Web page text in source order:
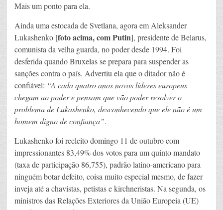
Mais um ponto para ela.
Ainda uma estocada de Svetlana, agora em Aleksander
Lukashenko [foto acima, com Putin], presidente de Belarus,
comunista da velha guarda, no poder desde 1994. Foi
desferida quando Bruxelas se prepara para suspender as
sanções contra o país. Advertiu ela que o ditador não é
confiável: “A cada quatro anos novos líderes europeus
chegam ao poder e pensam que vão poder resolver o
problema de Lukashenko, desconhecendo que ele não é um
homem digno de confiança”.
Lukashenko foi reeleito domingo 11 de outubro com
impressionantes 83,49% dos votos para um quinto mandato
(taxa de participação 86,755), padrão latino-americano para
ninguém botar defeito, coisa muito especial mesmo, de fazer
inveja até a chavistas, petistas e kirchneristas. Na segunda, os
ministros das Relações Exteriores da União Europeia (UE)